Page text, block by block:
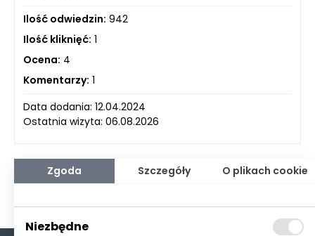
Ilość odwiedzin: 942
Ilość kliknięć: 1
Ocena: 4
Komentarzy: 1
Data dodania: 12.04.2024
Ostatnia wizyta: 06.08.2026
Zgoda Szczegóły O plikach cookie
Niezbędne